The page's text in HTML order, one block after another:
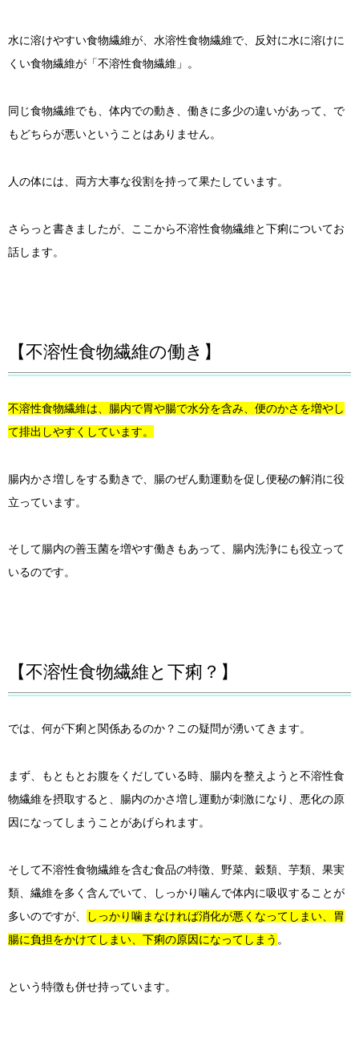
水に溶けやすい食物繊維が、水溶性食物繊維で、反対に水に溶けに
くい食物繊維が「不溶性食物繊維」。
同じ食物繊維でも、体内での動き、働きに多少の違いがあって、で
もどちらが悪いということはありません。
人の体には、両方大事な役割を持って果たしています。
さらっと書きましたが、ここから不溶性食物繊維と下痢についてお
話します。
【不溶性食物繊維の働き】
不溶性食物繊維は、腸内で胃や腸で水分を含み、便のかさを増やし
て排出しやすくしています。
腸内かさ増しをする動きで、腸のぜん動運動を促し便秘の解消に役
立っています。
そして腸内の善玉菌を増やす働きもあって、腸内洗浄にも役立って
いるのです。
【不溶性食物繊維と下痢？】
では、何が下痢と関係あるのか？この疑問が湧いてきます。
まず、もともとお腹をくだしている時、腸内を整えようと不溶性食
物繊維を摂取すると、腸内のかさ増し運動が刺激になり、悪化の原
因になってしまうことがあげられます。
そして不溶性食物繊維を含む食品の特徴、野菜、穀類、芋類、果実
類、繊維を多く含んでいて、しっかり噛んで体内に吸収することが
多いのですが、
しっかり噛まなければ消化が悪くなってしまい、胃
腸に負担をかけてしまい、下痢の原因になってしまう 。
という特徴も併せ持っています。